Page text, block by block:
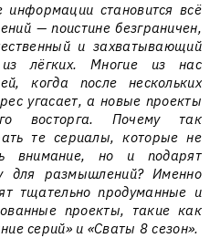
становится всё
— поистине безграничен,
и захватывающий
лёгких. Многие из нас
когда после нескольких
угасает, а новые проекты
восторга. Почему так
те сериалы, которые не
внимание, но и подарят
для размышлений? Именно
тщательно продуманные и
проекты, такие как
серий» и «Сваты 8 сезон».